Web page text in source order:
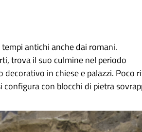
antichi anche dai romani.
trova il suo culmine nel periodo
in chiese e palazzi. Poco
con blocchi di pietra